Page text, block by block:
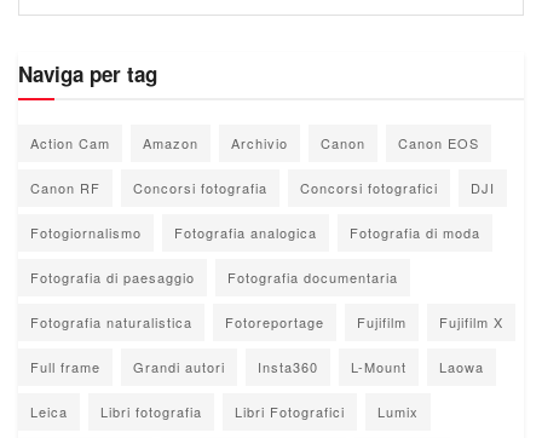
Naviga per tag
Action Cam Amazon Archivio Canon Canon EOS
Canon RF Concorsi fotografia Concorsi fotografici DJI
Fotogiornalismo Fotografia analogica Fotografia di moda
Fotografia di paesaggio Fotografia documentaria
Fotografia naturalistica Fotoreportage Fujifilm Fujifilm X
Full frame Grandi autori Insta360 L-Mount Laowa
Leica Libri fotografia Libri Fotografici Lumix